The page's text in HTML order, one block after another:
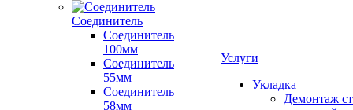
Соединитель
Соединитель
100мм
Соединитель
55мм
Соединитель
58мм
Услуги
Укладка
Демонтаж